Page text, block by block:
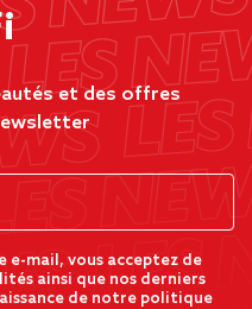
et des offres
e-mail, vous acceptez de
ainsi que nos derniers
de notre politique